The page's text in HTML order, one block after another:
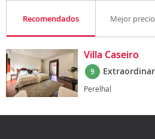
Recomendados Mejor precio
Villa Caseiro
9
Perelhal